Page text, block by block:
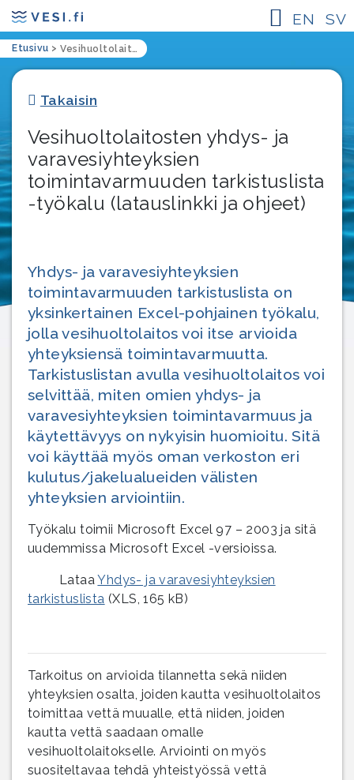
SV
EN
Etusivu > Vesihuoltolaitosten yhdys- ja varavesiyhteyksien toimintavarmuuden tarkistuslista -työkalu (latauslinkki ja ohjeet)
Takaisin
Vesihuoltolaitosten yhdys- ja
varavesiyhteyksien
toimintavarmuuden tarkistuslista
-työkalu (latauslinkki ja ohjeet)
Yhdys- ja varavesiyhteyksien
toimintavarmuuden tarkistuslista on
yksinkertainen Excel-pohjainen työkalu,
jolla vesihuoltolaitos voi itse arvioida
yhteyksiensä toimintavarmuutta.
Tarkistuslistan avulla vesihuoltolaitos voi
selvittää, miten omien yhdys- ja
varavesiyhteyksien toimintavarmuus ja
käytettävyys on nykyisin huomioitu. Sitä
voi käyttää myös oman verkoston eri
kulutus/jakelualueiden välisten
yhteyksien arviointiin.
Työkalu toimii Microsoft Excel 97 – 2003 ja sitä
uudemmissa Microsoft Excel -versioissa.
LataaYhdys- ja varavesiyhteyksien
tarkistuslista (XLS, 165 kB)
Tarkoitus on arvioida tilannetta sekä niiden
yhteyksien osalta, joiden kautta vesihuoltolaitos
toimittaa vettä muualle, että niiden, joiden
kautta vettä saadaan omalle
vesihuoltolaitokselle. Arviointi on myös
suositeltavaa tehdä yhteistyössä vettä